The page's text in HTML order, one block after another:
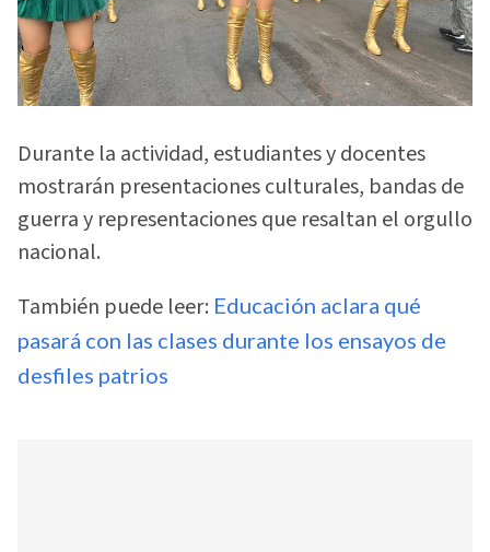
Durante la actividad, estudiantes y docentes
mostrarán presentaciones culturales, bandas de
guerra y representaciones que resaltan el orgullo
nacional.
También puede leer: Educación aclara qué
pasará con las clases durante los ensayos de
desfiles patrios